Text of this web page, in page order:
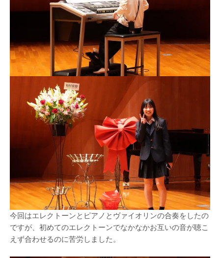
今回はエレクトーンとピアノとヴァイオリンの合奏をしたの
ですが、初めてのエレクトーンでなかなかお互いの音が聴こ
えず合わせるのに苦労しました。